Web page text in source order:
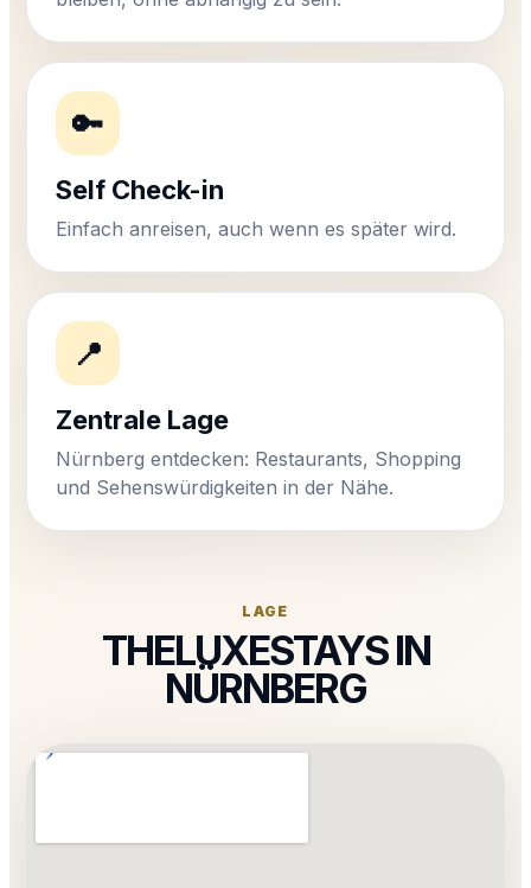
🔑
Self Check-in
Einfach anreisen, auch wenn es später wird.
📍
Zentrale Lage
Nürnberg entdecken: Restaurants, Shopping
und Sehenswürdigkeiten in der Nähe.
LAGE
THELUXESTAYS IN
NÜRNBERG